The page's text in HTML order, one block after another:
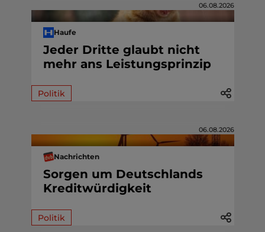
06.08.2026
Haufe
Jeder Dritte glaubt nicht
mehr ans Leistungsprinzip
Politik
06.08.2026
Nachrichten
Sorgen um Deutschlands
Kreditwürdigkeit
Politik